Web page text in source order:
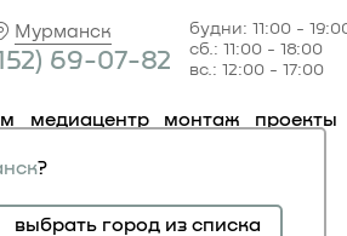
Мурманск
52) 69-07-82
будни: 11:00 -
сб.: 11:00 - 18:00
вс.: 12:00 - 17:00
медиацентр монтаж проекты
?
выбрать город из списка
молдинг 1.51.503